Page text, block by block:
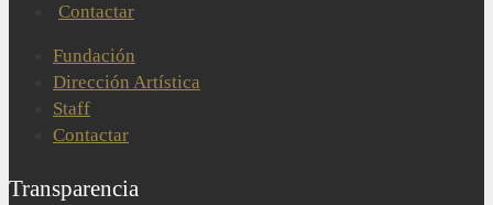
Contactar
Fundación
Dirección Artística
Staff
Contactar
Transparencia